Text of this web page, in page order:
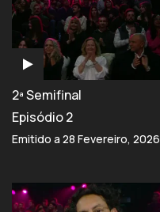
2ª Semifinal
Episódio 2
Emitido a 28 Fevereiro, 2026